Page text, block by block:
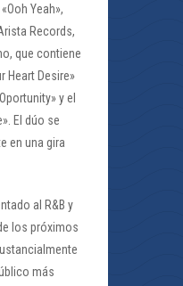
Yeah»,
Records,
que contiene
Heart Desire»
y el
El dúo se
en una gira
al R&B y
los próximos
más